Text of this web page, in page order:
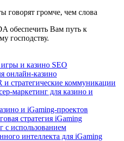
говорят громче, чем слова
обеспечить Вам путь к
господству.
и казино SEO
онлайн-казино
и стратегические коммуникации
маркетинг для казино и
и iGaming-проектов
стратегия iGaming
с использованием
интеллекта для iGaming